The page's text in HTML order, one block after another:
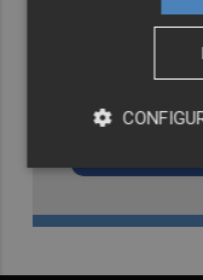
Recibe